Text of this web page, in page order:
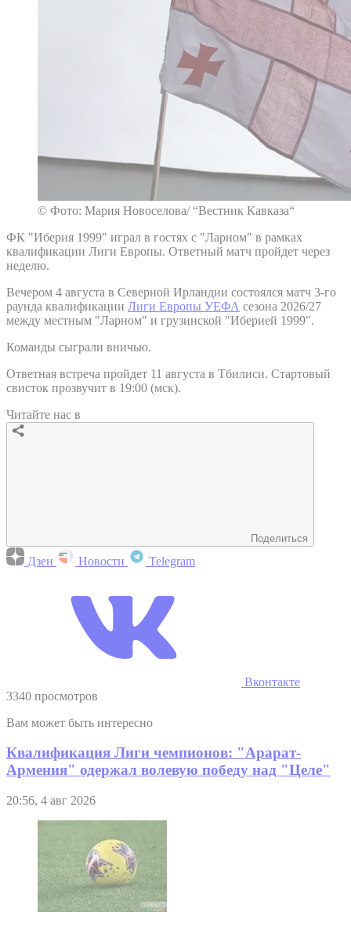
© Фото: Мария Новоселова/ “Вестник Кавказа“
ФК "Иберия 1999" играл в гостях с "Ларном" в рамках
квалификации Лиги Европы. Ответный матч пройдет через
неделю.
Вечером 4 августа в Северной Ирландии состоялся матч 3-го
раунда квалификации Лиги Европы УЕФА сезона 2026/27
между местным "Ларном" и грузинской "Иберией 1999".
Команды сыграли вничью.
Ответная встреча пройдет 11 августа в Тбилиси. Стартовый
свисток прозвучит в 19:00 (мск).
Читайте нас в
Поделиться
Дзен Новости Telegram
Вконтакте
3340 просмотров
Вам может быть интересно
Квалификация Лиги чемпионов: "Арарат-
Армения" одержал волевую победу над "Целе"
20:56, 4 авг 2026